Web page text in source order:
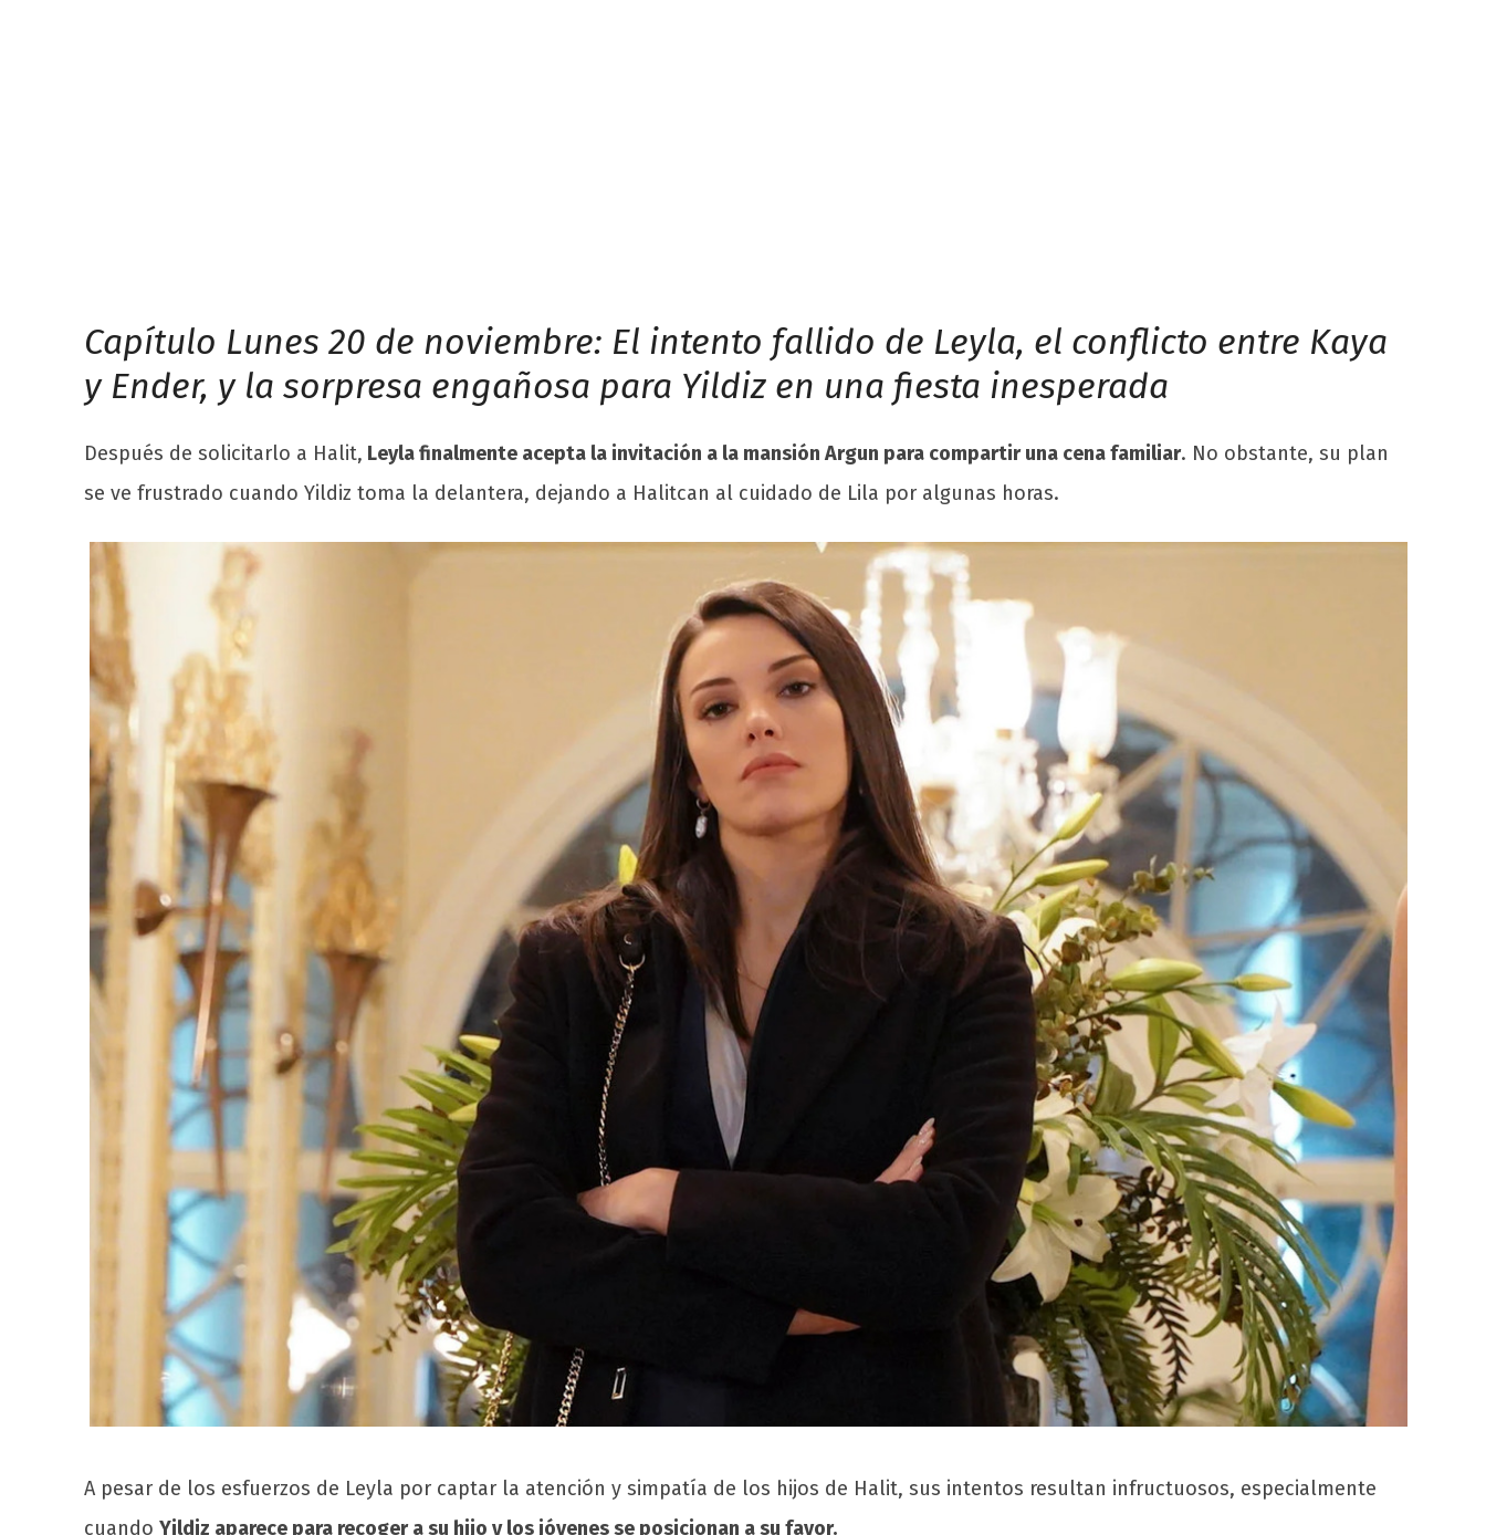
Capítulo Lunes 20 de noviembre: El intento fallido de Leyla, el conflicto entre Kaya
y Ender, y la sorpresa engañosa para Yildiz en una fiesta inesperada
Después de solicitarlo a Halit, Leyla finalmente acepta la invitación a la mansión Argun para compartir una cena familiar. No obstante, su plan
se ve frustrado cuando Yildiz toma la delantera, dejando a Halitcan al cuidado de Lila por algunas horas.
A pesar de los esfuerzos de Leyla por captar la atención y simpatía de los hijos de Halit, sus intentos resultan infructuosos, especialmente
cuando Yildiz aparece para recoger a su hijo y los jóvenes se posicionan a su favor.